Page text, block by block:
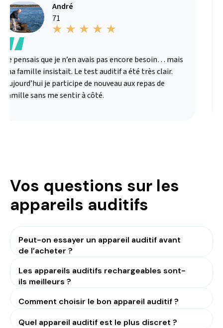
André
71
pensais que je n’en avais pas encore besoin… mais
famille insistait. Le test auditif a été très clair.
je participe de nouveau aux repas de
sans me sentir à côté.
Vos questions sur les
appareils auditifs
Peut-on essayer un appareil auditif avant
de l’acheter ?
Les appareils auditifs rechargeables sont-
ils meilleurs ?
Comment choisir le bon appareil auditif ?
Quel appareil auditif est le plus discret ?